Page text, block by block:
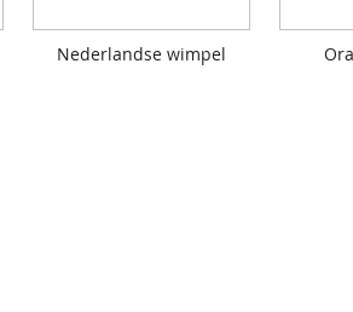
Nederlandse wimpel